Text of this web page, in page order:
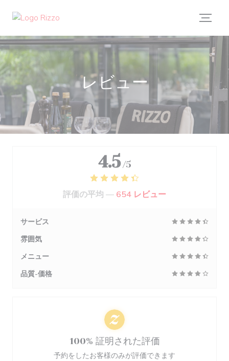
レビュー
4.5 /5
評価の平均 — 654 レビュー
サービス
雰囲気
メニュー
品質-価格
100% 証明された評価
予約をしたお客様のみが評価できます